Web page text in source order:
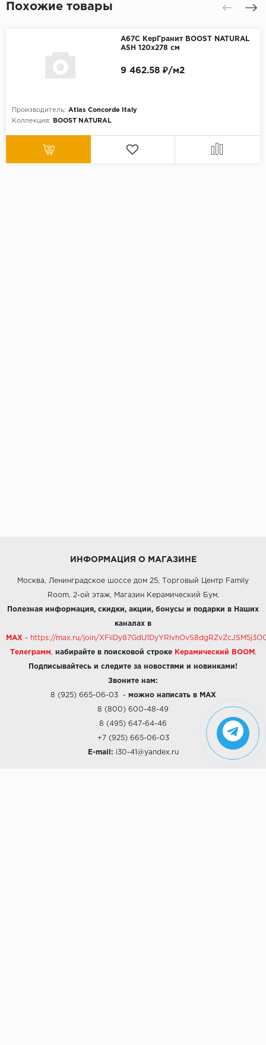
Похожие товары
A67C КерГранит BOOST NATURAL
ASH 120x278 см
Производитель: Atlas Concorde Italy
Коллекция:
BOOST NATURAL
9 462.58 ₽/м2
ИНФОРМАЦИЯ О МАГАЗИНЕ
Москва, Ленинградское шоссе дом 25, Торговый Центр Family
Room, 2-ой этаж, Магазин Керамический Бум.
Полезная информация, скидки, акции, бонусы и подарки в Наших
каналах в
MAX - https://max.ru/join/
Телеграмм набирайте в поисковой строке Керамический BOOM .
Подписывайтесь и следите за новостями и новинками!
Звоните нам:
8 (925) 665-06-03- можно написать в MAX
8 (800) 600-48-49
8 (495) 647-64-46
+7 (925) 665-06-03
E-mail: i30-41@yandex.ru